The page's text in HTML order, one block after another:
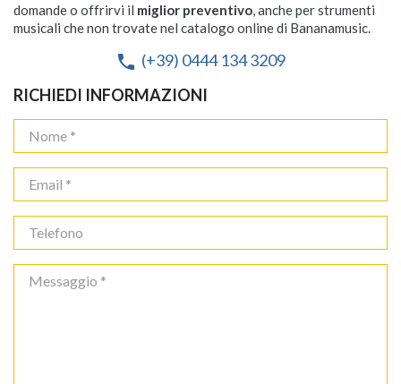
domande o offrirvi il miglior preventivo , anche per strumenti
musicali che non trovate nel catalogo online di Bananamusic.
phone (+39) 0444 134 3209
RICHIEDI INFORMAZIONI